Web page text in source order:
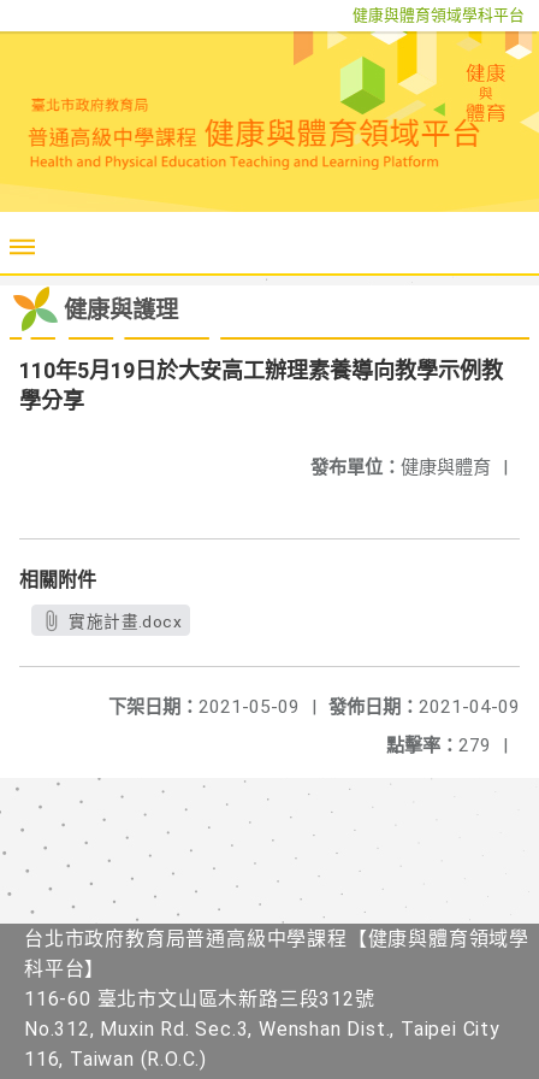
健康與體育領域學科平台
健康與護理
110年5月19日於大安高工辦理素養導向教學示例教
學分享
發布單位： 健康與體育 |
相關附件
實施計畫.docx
發佈日期： 2021-04-09
下架日期： 2021-05-09
|
點擊率： 279 |
台北市政府教育局普通高級中學課程​【健康與體育領域學
科平台】
116-60 臺北市文山區木新路三段312號
No.312, Muxin Rd. Sec.3, Wenshan Dist., Taipei City
116, Taiwan (R.O.C.)